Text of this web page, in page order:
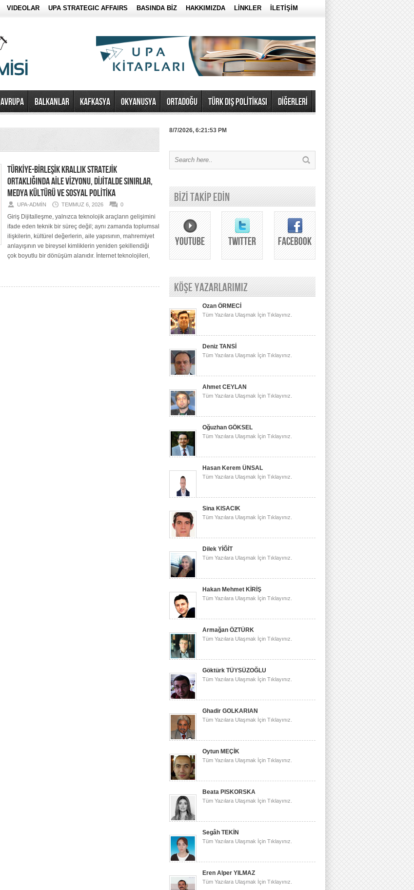
VIDEOLAR UPA STRATEGIC AFFAIRS BASINDA BİZ HAKKIMIZDA LİNKLER İLETİŞİM
AVRUPA BALKANLAR KAFKASYA OKYANUSYA ORTADOĞU TÜRK DIŞ POLİTİKASI DİĞERLERİ
TÜRKİYE-BİRLEŞİK KRALLIK STRATEJİK
ORTAKLIĞINDA AİLE VİZYONU, DİJİTALDE SINIRLAR,
MEDYA KÜLTÜRÜ VE SOSYAL POLİTİKA
UPA-ADMIN TEMMUZ 6, 2026 0
Giriş Dijitalleşme, yalnızca teknolojik araçların gelişimini
ifade eden teknik bir süreç değil; aynı zamanda toplumsal
ilişkilerin, kültürel değerlerin, aile yapısının, mahremiyet
anlayışının ve bireysel kimliklerin yeniden şekillendiği
çok boyutlu bir dönüşüm alanıdır. İnternet teknolojileri,
8/7/2026, 6:21:53 PM
BİZİ TAKİP EDİN
YOUTUBE TWITTER FACEBOOK
KÖŞE YAZARLARIMIZ
Ozan ÖRMECİ
Tüm Yazılara Ulaşmak İçin Tıklayınız.
Deniz TANSİ
Tüm Yazılara Ulaşmak İçin Tıklayınız.
Ahmet CEYLAN
Tüm Yazılara Ulaşmak İçin Tıklayınız.
Oğuzhan GÖKSEL
Tüm Yazılara Ulaşmak İçin Tıklayınız.
Hasan Kerem ÜNSAL
Tüm Yazılara Ulaşmak İçin Tıklayınız.
Sina KISACIK
Tüm Yazılara Ulaşmak İçin Tıklayınız.
Dilek YİĞİT
Tüm Yazılara Ulaşmak İçin Tıklayınız.
Hakan Mehmet KİRİŞ
Tüm Yazılara Ulaşmak İçin Tıklayınız.
Armağan ÖZTÜRK
Tüm Yazılara Ulaşmak İçin Tıklayınız.
Göktürk TÜYSÜZOĞLU
Tüm Yazılara Ulaşmak İçin Tıklayınız.
Ghadir GOLKARIAN
Tüm Yazılara Ulaşmak İçin Tıklayınız.
Oytun MEÇİK
Tüm Yazılara Ulaşmak İçin Tıklayınız.
Beata PISKORSKA
Tüm Yazılara Ulaşmak İçin Tıklayınız.
Segâh TEKİN
Tüm Yazılara Ulaşmak İçin Tıklayınız.
Eren Alper YILMAZ
Tüm Yazılara Ulaşmak İçin Tıklayınız.